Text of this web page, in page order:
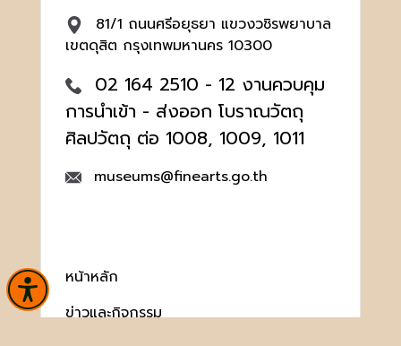
81/1 ถนนศรีอยุธยา แขวงวชิรพยาบาล
เขตดุสิต กรุงเทพมหานคร 10300
02 164 2510 - 12 งานควบคุม
การนำเข้า - ส่งออก โบราณวัตถุ
ศิลปวัตถุ ต่อ 1008, 1009, 1011
museums@finearts.go.th
หน้าหลัก
ข่าวและกิจกรรม